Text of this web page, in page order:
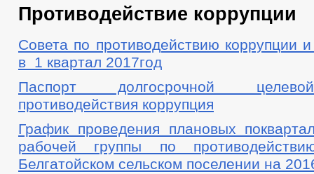
Противодействие коррупции
Совета по противодействию коррупции
в 1 квартал 2017год
Паспорт долгосрочной
противодействия коррупция
График проведения плановых
рабочей группы по
Белгатойском сельском поселении на